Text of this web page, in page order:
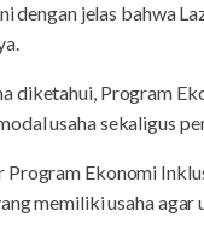
dengan jelas bahwa
diketahui, Program
usaha sekaligus
Ekonomi
memiliki usaha agar